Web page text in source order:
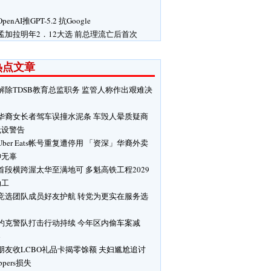
推GPT-5.2 抗Google
加拉明年2．12大选 前总理流亡后首次
文章
除TDSB教育总监职务 监管人称作出艰难决
裔女长者驾车误撞水泥条 车毁人晕质疑商
警告
Eats帐号重复遭停用 「资深」华裔外卖
辜
段横跨渥太华至满地可 多魁高铁工程2029
选团队成员好友护航 转党为更实在服务选
克警队打击行动持续 今年区内偷车案减
友收LCBO礼品卡揭零馀额 夫妇尴尬追讨
损失